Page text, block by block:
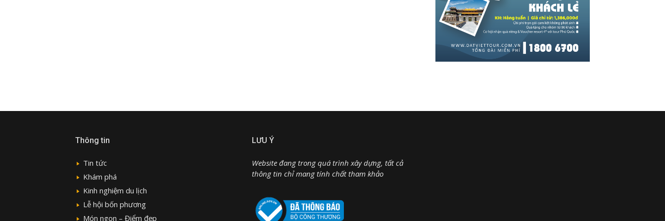
Thông tin
Tin tức
Khám phá
Kinh nghiệm du lịch
Lễ hội bốn phương
Món ngon – Điểm đẹp
LƯU Ý
Website đang trong quá trình xây dựng, tất cả
thông tin chỉ mang tính chất tham khảo